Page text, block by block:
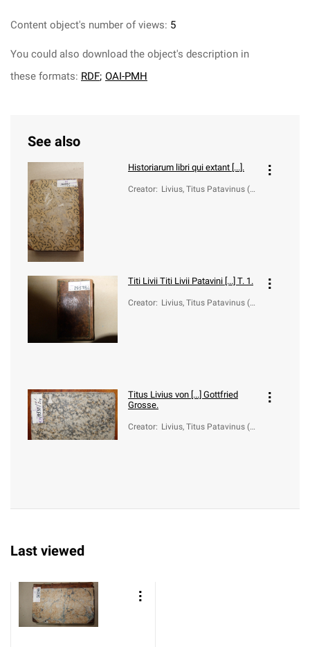
Content object's number of views: 5
You could also download the object's description in
these formats: RDF; OAI-PMH
See also
Historiarum libri qui extant [...].
Creator: Livius, Titus Patavinus (5
Titi Livii Titi Livii Patavini [...] T. 1.
Creator: Livius, Titus Patavinus (5
Titus Livius von [...] Gottfried
Grosse.
Creator: Livius, Titus Patavinus (5
Last viewed